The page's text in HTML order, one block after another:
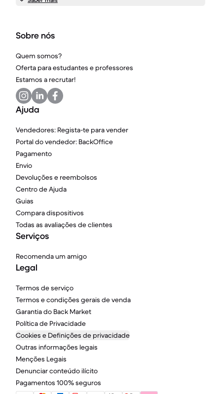
Sobre nós
Quem somos?
Oferta para estudantes e professores
Estamos a recrutar!
Ajuda
Vendedores: Regista-te para vender
Portal do vendedor: BackOffice
Pagamento
Envio
Devoluções e reembolsos
Centro de Ajuda
Guias
Compara dispositivos
Todas as avaliações de clientes
Serviços
Recomenda um amigo
Legal
Termos de serviço
Termos e condições gerais de venda
Garantia do Back Market
Política de Privacidade
Cookies e Definições de privacidade
Outras informações legais
Menções Legais
Denunciar conteúdo ilícito
Pagamentos 100% seguros